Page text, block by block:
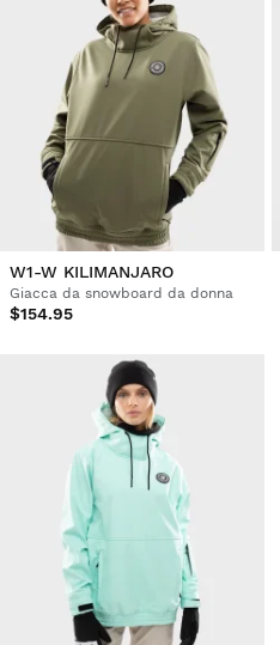
W1-W KILIMANJARO
Giacca da snowboard da donna
$154.95